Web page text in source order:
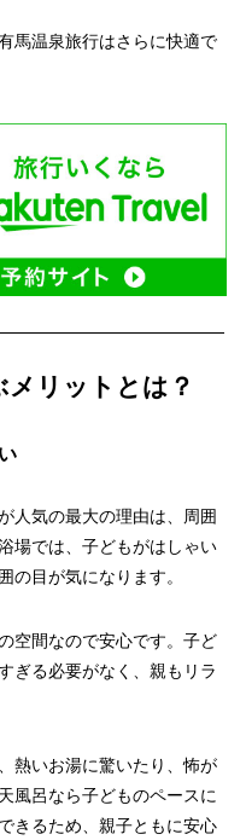
馬温泉旅行はさらに快適で
メリットとは？
人気の最大の理由は、周囲
場では、子どもがはしゃい
の目が気になります。
空間なので安心です。子ど
ぎる必要がなく、親もリラ
熱いお湯に驚いたり、怖が
風呂なら子どものペースに
きるため、親子ともに安心